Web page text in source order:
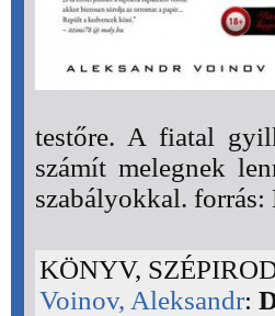
testőre. A fiatal
számít melegnek
szabályokkal. forrás:
KÖNYV,
Voinov, Aleksandr: